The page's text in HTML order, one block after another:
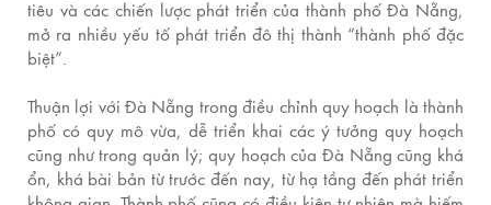
tiêu và các chiến lược phát triển của thành phố Đà Nẵng,
mở ra nhiều yếu tố phát triển đô thị thành “thành phố đặc
biệt”.
Thuận lợi với Đà Nẵng trong điều chỉnh quy hoạch là thành
phố có quy mô vừa, dễ triển khai các ý tưởng quy hoạch
cũng như trong quản lý; quy hoạch của Đà Nẵng cũng khá
ổn, khá bài bản từ trước đến nay, từ hạ tầng đến phát triển